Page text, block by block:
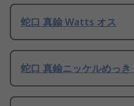
蛇口 真鍮 Watts オス
蛇口 真鍮ニッケルめっ